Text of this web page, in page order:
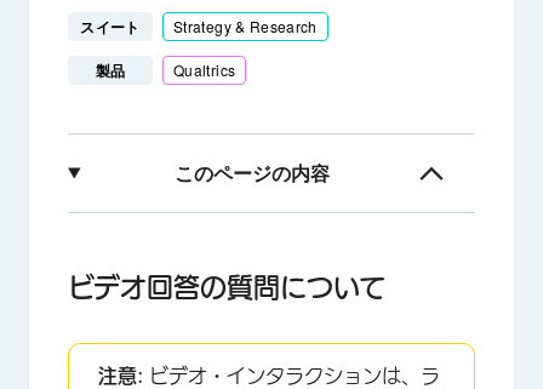
スイート Strategy & Research
製品 Qualtrics
このページの内容
ビデオ回答の質問を有効にする
録画時間の制限
ビデオ回答の質問について
注意: ビデオ・インタラクションは、ラ